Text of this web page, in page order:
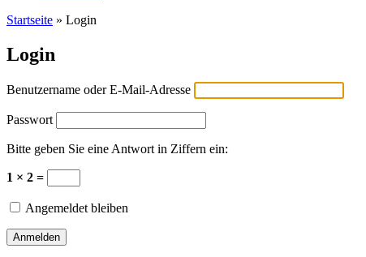
Startseite » Login
Login
Benutzername oder E-Mail-Adresse
Passwort
Bitte geben Sie eine Antwort in Ziffern ein:
1 × 2 =
Angemeldet bleiben